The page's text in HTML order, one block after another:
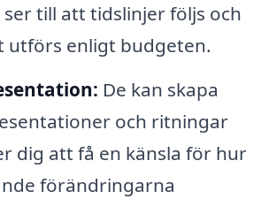
till att tidslinjer följs och
utförs enligt budgeten.
De kan skapa
och ritningar
dig att få en känsla för hur
förändringarna